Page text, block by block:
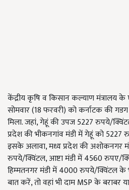
केंद्रीय कृष‍ि व क‍िसान कल्याण मंत्रालय के
सोमवार (18 फरवरी) को कर्नाटक की
मिला. जहां, गेहूं की उपज 5227 रुपये/
प्रदेश की भीकनगांव मंडी में गेहूं को 5227
इसके अलावा, मध्य प्रदेश की अशोकनगर
रुपये/क्विंटल, आष्टा मंडी में 4560 रुपए/
हिम्मतनगर मंडी में 4000 रुपये/क्विंटल के
बात करें, तो वहां भी दाम MSP के